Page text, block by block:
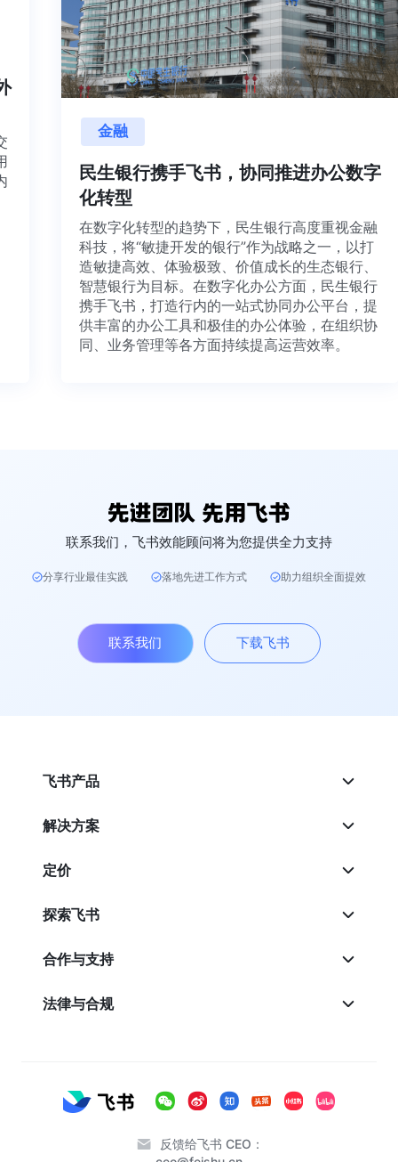
外
交
用
内
金融
民生银行携手飞书，协同推进办公数
化转型
在数字化转型的趋势下，民生银行高度重视金融
科技，将“敏捷开发的银行”作为战略之一，以打
造敏捷高效、体验极致、价值成长的生态银行、
智慧银行为目标。在数字化办公方面，民生银行
携手飞书，打造行内的一站式协同办公平台，提
供丰富的办公工具和极佳的办公体验，在组织协
同、业务管理等各方面持续提高运营效率。
联系我们，飞书效能顾问将为您提供全力支持
分享行业最佳实践 落地先进工作方式 助力组织全面提效
联系我们 下载飞书
飞书产品
解决方案
定价
探索飞书
合作与支持
法律与合规
反馈给飞书 CEO：